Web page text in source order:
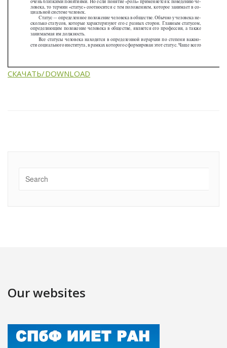
СКАЧАТЬ/DOWNLOAD
Our websites